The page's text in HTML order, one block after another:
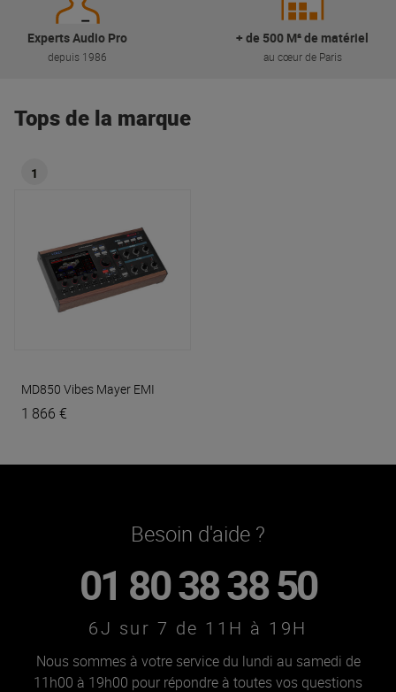
Experts Audio Pro
depuis 1986
+ de 500 M² de matériel
au cœur de Paris
Tops de la marque
1
MD850 Vibes Mayer EMI
1 866 €
Besoin d'aide ?
01 80 38 38 50
6J sur 7 de 11H à 19H
Nous sommes à votre service du lundi au samedi de
11h00 à 19h00 pour répondre à toutes vos questions